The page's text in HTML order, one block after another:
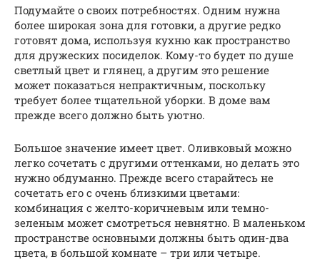
Подумайте о своих потребностях. Одним нужна
более широкая зона для готовки, а другие редко
готовят дома, используя кухню как пространство
для дружеских посиделок. Кому-то будет по душе
светлый цвет и глянец, а другим это решение
может показаться непрактичным, поскольку
требует более тщательной уборки. В доме вам
прежде всего должно быть уютно.
Большое значение имеет цвет. Оливковый можно
легко сочетать с другими оттенками, но делать это
нужно обдуманно. Прежде всего старайтесь не
сочетать его с очень близкими цветами:
комбинация с желто-коричневым или темно-
зеленым может смотреться невнятно. В маленьком
пространстве основными должны быть один-два
цвета, в большой комнате – три или четыре.